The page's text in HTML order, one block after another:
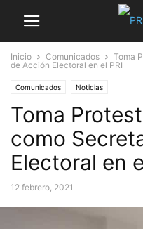
Inicio Comunicados
Toma
de Acción Electoral en el PRI
Comunicados Noticias
Toma
como
Electoral en
12 febrero, 2021